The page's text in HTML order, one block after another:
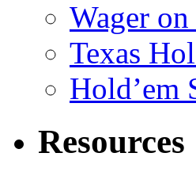
Wager
Texas
Hold’em
Resources